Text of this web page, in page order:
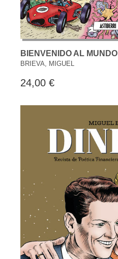
BIENVENIDO AL MUNDO
BRIEVA, MIGUEL
24,00 €